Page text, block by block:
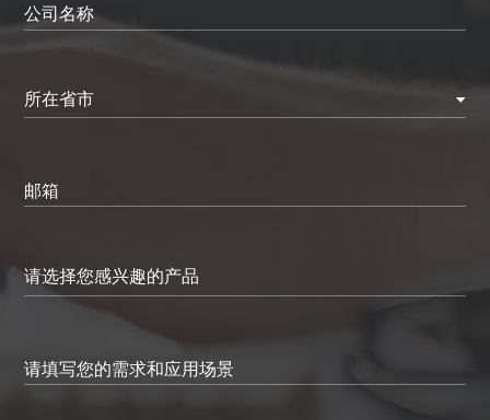
公司名称
所在省市
邮箱
请填写您的需求和应用场景